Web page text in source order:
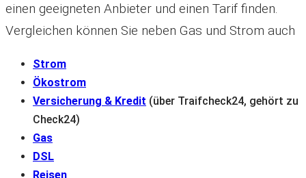
einen geeigneten Anbieter und einen Tarif finden.
Vergleichen können Sie neben Gas und Strom auch
Strom
Ökostrom
Versicherung & Kredit (über Traifcheck24, gehört zu
Check24)
Gas
DSL
Reisen